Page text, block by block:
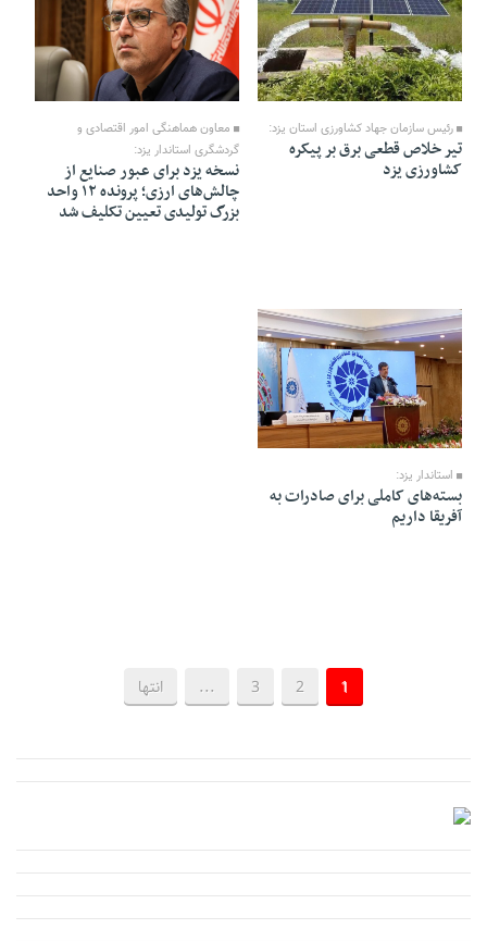
31 Tir 1405 - 22:43
رئیس سازمان جهاد کشاورزی استان یزد:
تیر خلاص قطعی برق بر پیکره
کشاورزی یزد
31 Tir 1405 - 22:37
معاون هماهنگی امور اقتصادی و
گردشگری استاندار یزد:
نسخه یزد برای عبور صنایع از
چالش‌های ارزی؛ پرونده ۱۲ واحد
بزرگ تولیدی تعیین تکلیف شد
30 Tir 1405 - 21:47
استاندار یزد:
بسته‌های کاملی برای صادرات به
آفریقا داریم
1
2
3
... انتها